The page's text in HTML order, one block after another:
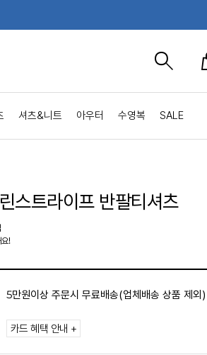
셔츠&니트 아우터 수영복 SALE
스트라이프 반팔티셔츠
요!
5만원이상 주문시 무료배송(업체배송 상품 제외)
카드 혜택 안내 +